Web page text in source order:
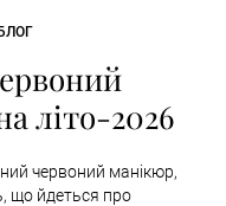
літо-2026
червоний манікюр,
що йдеться про